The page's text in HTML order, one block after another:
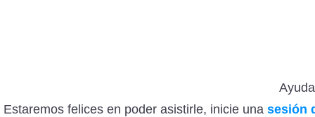
Estaremos felices en poder asistirle, inicie una sesión